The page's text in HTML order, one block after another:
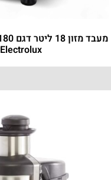
Electrolux צרפת